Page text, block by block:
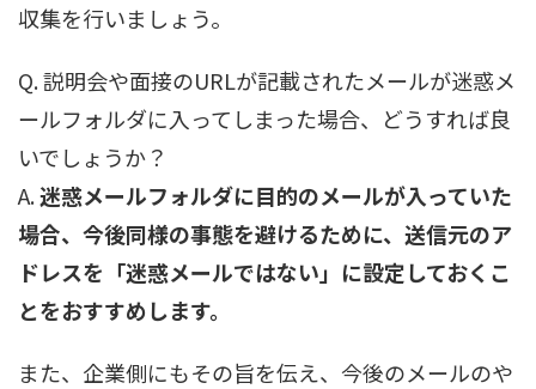
収集を行いましょう。
Q. 説明会や面接のURLが記載されたメールが迷惑メ
ールフォルダに入ってしまった場合、どうすれば良
いでしょうか？
A.迷惑メールフォルダに目的のメールが入っていた
場合、今後同様の事態を避けるために、送信元のア
ドレスを「迷惑メールではない」に設定しておくこ
とをおすすめします。
また、企業側にもその旨を伝え、今後のメールのや